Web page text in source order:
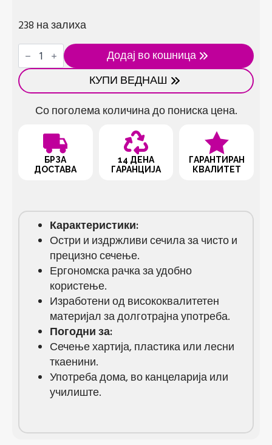
238 на залиха
Универзални
ножици
за
домаќинство
количина
Додај во кошница
КУПИ ВЕДНАШ
Со поголема количина до пониска цена.
БРЗА
ДОСТАВА
14 ДЕНА
ГАРАНЦИЈА
ГАРАНТИРАН
КВАЛИТЕТ
Карактеристики:
Остри и издржливи сечила за чисто и
прецизно сечење.
Ергономска рачка за удобно
користење.
Изработени од висококвалитетен
материјал за долготрајна употреба.
Погодни за:
Сечење хартија, пластика или лесни
ткаенини.
Употреба дома, во канцеларија или
училиште.